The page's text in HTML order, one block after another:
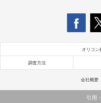
オリコン
調査方法
会社概要
引用